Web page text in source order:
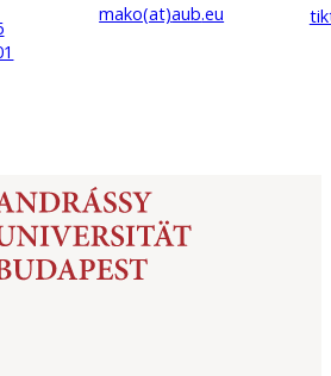
mako(at)aub.eu